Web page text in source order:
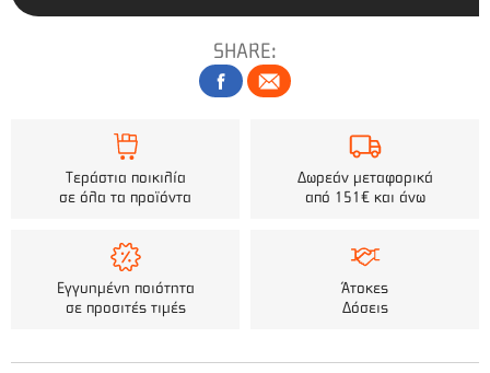
SHARE:
Τεράστια ποικιλία
σε όλα τα προϊόντα
Δωρεάν μεταφορικά
από 151€ και άνω
Εγγυημένη ποιότητα
σε προσιτές τιμές
Άτοκες
Δόσεις